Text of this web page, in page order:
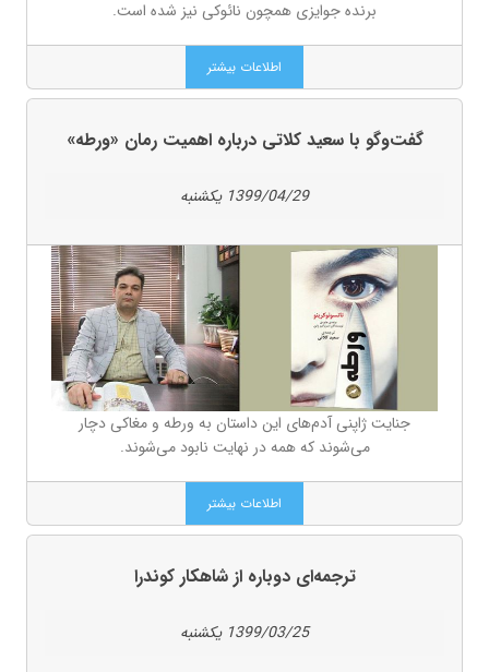
برنده جوایزی همچون نائوکی نیز شده ‌است.
اطلاعات بیشتر
گفت‌وگو با سعید کلاتی درباره اهمیت رمان «ورطه»
1399/04/29 يكشنبه
جنایت ژاپنی آدم‌های این داستان به ورطه و مغاکی دچار
می‌شوند که همه در نهایت نابود می‌شوند.
اطلاعات بیشتر
ترجمه‌ای دوباره از شاهکار کوندرا
1399/03/25 يكشنبه